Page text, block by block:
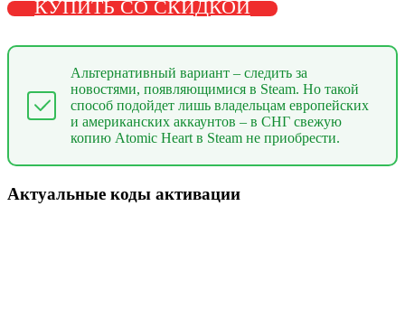
КУПИТЬ СО СКИДКОЙ
Альтернативный вариант – следить за
новостями, появляющимися в Steam. Но такой
способ подойдет лишь владельцам европейских
и американских аккаунтов – в СНГ свежую
копию Atomic Heart в Steam не приобрести.
Актуальные коды активации